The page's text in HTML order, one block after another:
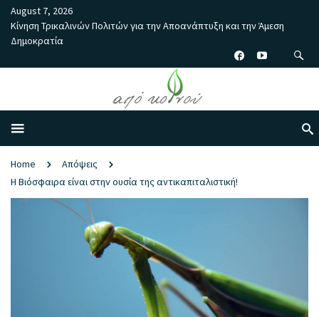
August 7, 2026
Κίνηση Τρικαλινών Πολιτών για την Αποανάπτυξη και την Άμεση
Δημοκρατία
Home
Απόψεις
Η Βιόσφαιρα είναι στην ουσία της αντικαπιταλιστική!